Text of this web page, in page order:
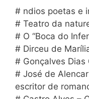
# ndios poetas e
# Teatro da
# O “Boca do
# Dirceu de
# Gonçalves
# José de
escritor de